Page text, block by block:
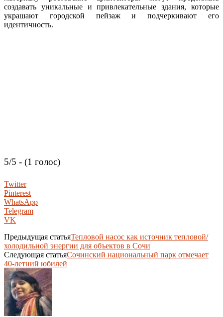
создавать уникальные и привлекательные здания, которые
украшают городской пейзаж и подчеркивают его
идентичность.
5/5 - (1 голос)
Twitter
Pinterest
WhatsApp
Telegram
VK
Предыдущая статьяТепловой насос как источник тепловой/
холодильной энергии для объектов в Сочи
Следующая статьяСочинский национальный парк отмечает
40-летний юбилей